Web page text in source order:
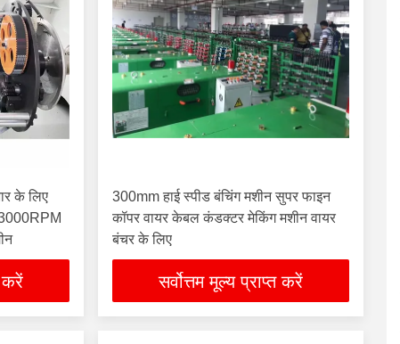
के लिए
3000RPM
करें
300mm हाई स्पीड बंचिंग मशीन सुपर फाइन
कॉपर वायर केबल कंडक्टर मेकिंग मशीन वायर
बंचर के लिए
सर्वोत्तम मूल्य प्राप्त करें